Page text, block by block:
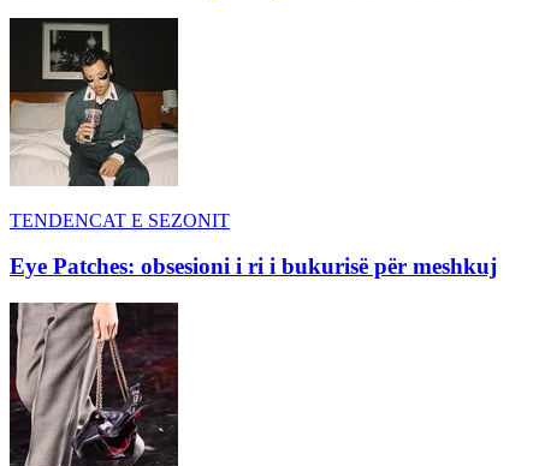
TENDENCAT E SEZONIT
Eye Patches: obsesioni i ri i bukurisë për meshkuj